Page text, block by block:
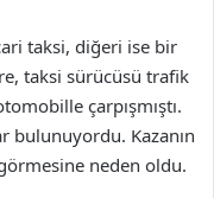
taksi, diğeri ise bir
taksi sürücüsü trafik
çarpışmıştı.
bulunuyordu. Kazanın
neden oldu.